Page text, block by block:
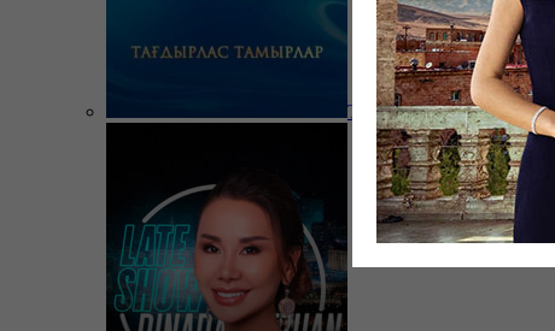
Тағдырлас тамырлар